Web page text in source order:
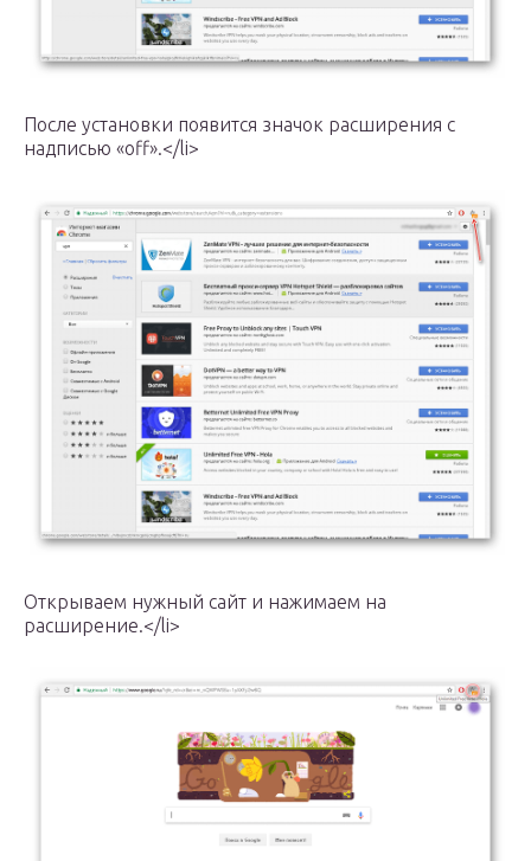
После установки появится значок расширения с
надписью «off».</li>
Открываем нужный сайт и нажимаем на
расширение.</li>